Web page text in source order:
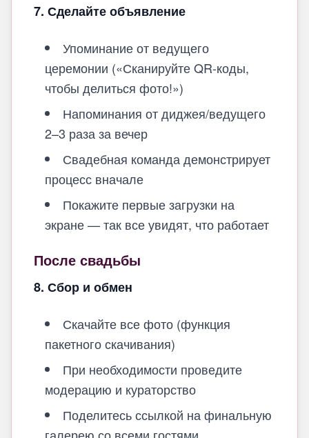
7. Сделайте объявление
Упоминание от ведущего
церемонии («Сканируйте QR-коды,
чтобы делиться фото!»)
Напоминания от диджея/ведущего
2–3 раза за вечер
Свадебная команда демонстрирует
процесс вначале
Покажите первые загрузки на
экране — так все увидят, что работает
После свадьбы
8. Сбор и обмен
Скачайте все фото (функция
пакетного скачивания)
При необходимости проведите
модерацию и кураторство
Поделитесь ссылкой на финальную